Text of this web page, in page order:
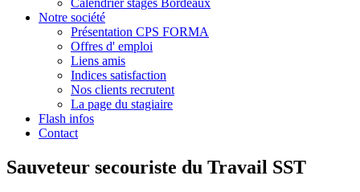
Calendrier stages Bordeaux
Notre société
Présentation CPS FORMA
Offres d' emploi
Liens amis
Indices satisfaction
Nos clients recrutent
La page du stagiaire
Flash infos
Contact
Sauveteur secouriste du Travail SST